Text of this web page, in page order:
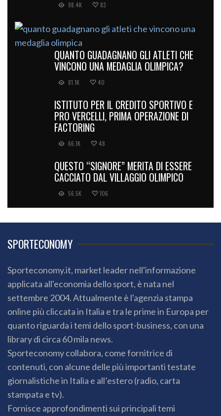
98.4K 83
QUANTO GUADAGNANO GLI ATLETI CHE
VINCONO UNA MEDAGLIA OLIMPICA?
81.1K 40
ISTITUTO PER IL CREDITO SPORTIVO E
PRO VERCELLI, PRIMA OPERAZIONE DI
FACTORING
66.1K 48
QUESTO “SIGNORE” MERITA DI ESSERE
CACCIATO DAL VILLAGGIO OLIMPICO
56.5K 106
SPORTECONOMY
Sporteconomy.it, market leader nell'informazione
applicata all'economia dello sport, è nata nel
settembre 2004. Attualmente è l'agenzia stampa
online più cliccata in Italia e tra le prime in Europa per
quanto riguarda i temi dello sport-business, con una
library di circa 60 mila news.
Sporteconomy collabora, come fornitrice di
contenuti, con alcune delle più importanti testate
giornalistiche in Italia e all’estero (radio, carta
stampata e tv).
Fornisce approfondimenti sui principali temi